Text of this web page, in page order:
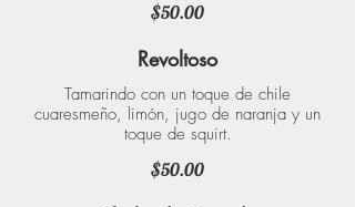
$50.00
Revoltoso
Tamarindo con un toque de chile
cuaresmeño, limón, jugo de naranja y un
toque de squirt.
$50.00